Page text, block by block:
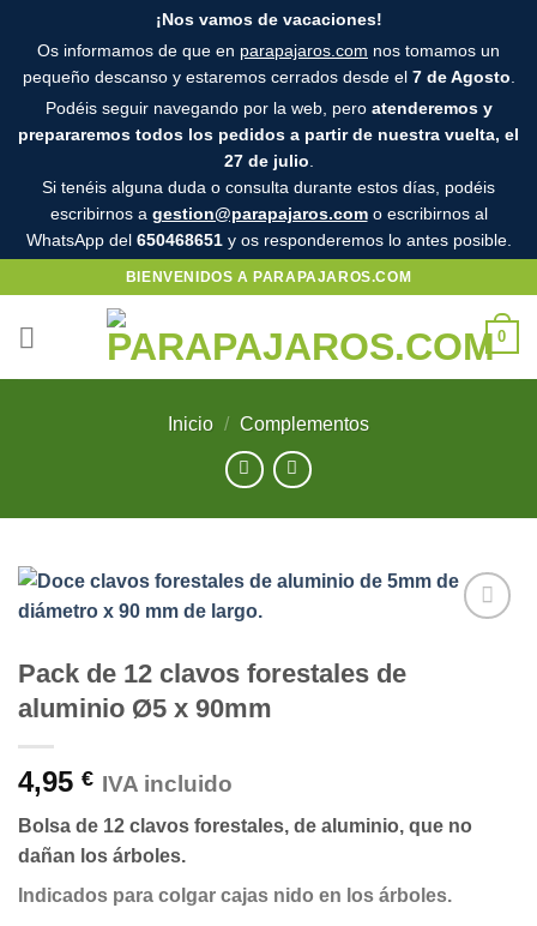
Atención:
Este
cuenta
con
sistema
de
accesibilidad.
¡Nos vamos de vacaciones!
Os informamos de que en parapajaros.com nos tomamos un
pequeño descanso y estaremos cerrados desde el 7 de Agosto
Podéis seguir navegando por la web, pero atenderemos y
prepararemos todos los pedidos a partir de nuestra vuelta, el
27 de julio
Si tenéis alguna duda o consulta durante estos días, podéis
escribirnos a gestion@parapajaros.como escribirnos al
WhatsApp del 650468651y os responderemos lo antes posible.
contenido
BIENVENIDOS A PARAPAJAROS.COM
0
Inicio / Complementos
Pack de 12 clavos forestales de
aluminio Ø5 x 90mm
4,95 € IVA incluido
Bolsa de 12 clavos forestales, de aluminio, que no
dañan los árboles.
Indicados para colgar cajas nido en los árboles.